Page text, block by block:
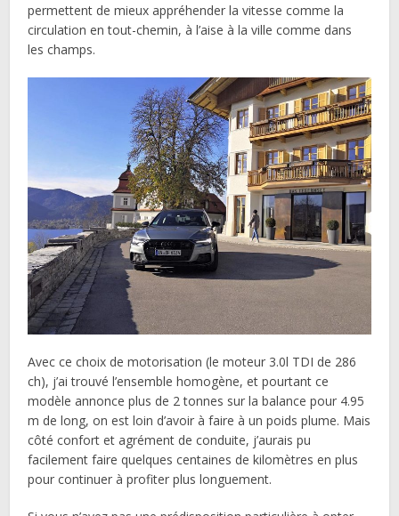
permettent de mieux appréhender la vitesse comme la
circulation en tout-chemin, à l’aise à la ville comme dans
les champs.
Avec ce choix de motorisation (le moteur 3.0l TDI de 286
ch), j’ai trouvé l’ensemble homogène, et pourtant ce
modèle annonce plus de 2 tonnes sur la balance pour 4.95
m de long, on est loin d’avoir à faire à un poids plume. Mais
côté confort et agrément de conduite, j’aurais pu
facilement faire quelques centaines de kilomètres en plus
pour continuer à profiter plus longuement.